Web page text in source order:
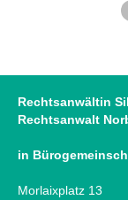
Rechtsanwältin
Rechtsanwalt
in
Morlaixplatz 13